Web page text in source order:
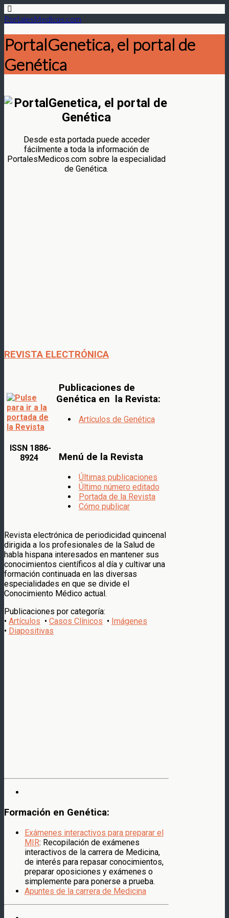
PortalesMedicos.com
PortalGenetica, el portal de
Genética
Desde esta portada puede acceder
fácilmente a toda la información de
PortalesMedicos.com sobre la especialidad
de Genética.
REVISTA ELECTRÓNICA
ISSN 1886-
8924
Publicaciones de
Genética en la Revista:
Artículos de Genética
Menú de la Revista
Últimas publicaciones
Último número editado
Portada de la Revista
Cómo publicar
Revista electrónica de periodicidad quincenal
dirigida a los profesionales de la Salud de
habla hispana interesados en mantener sus
conocimientos científicos al día y cultivar una
formación continuada en las diversas
especialidades en que se divide el
Conocimiento Médico actual.
Publicaciones por categoría:
• Artículos • Casos Clínicos • Imágenes
• Diapositivas
Formación en Genética:
Exámenes interactivos para preparar el
MIR: Recopilación de exámenes
interactivos de la carrera de Medicina,
de interés para repasar conocimientos,
preparar oposiciones y exámenes o
simplemente para ponerse a prueba.
Apuntes de la carrera de Medicina